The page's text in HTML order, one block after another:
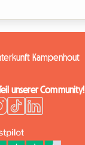
Kampenhout
unserer Community!